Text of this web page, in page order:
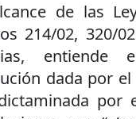
de las
214/02, 320/
entiende
dada por
por